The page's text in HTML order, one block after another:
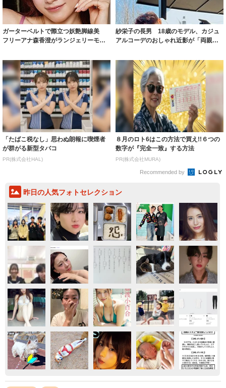
ガーターベルトで際立つ妖艶脚線美
フリーアナ森香澄がランジェリーモデ
紗栄子の長男 18歳のモデル、カジュ
アルコーデのおしゃれ近影が「両親の
「たばこ税なし」思わぬ朗報に喫煙者
が群がる新型タバコ
PR(株式会社HAL)
８月のロト6はこの方法で買え!!６つの
数字が『完全一致』する方法
PR(株式会社MURA)
Recommended by
昨日の人気フォトセレクション